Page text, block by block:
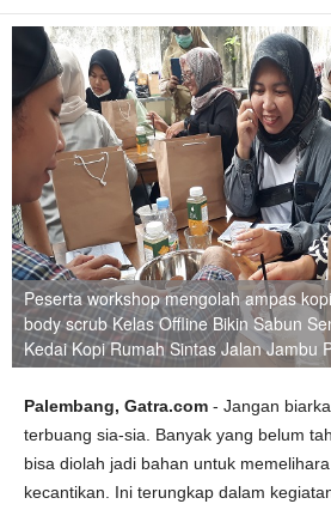
Peserta workshop mengolah ampas
body scrub Kelas Offline Bikin Sabun
Kedai Kopi Rumah Sintas Jalan Jambu
Palembang, Gatra.com - Jangan
terbuang sia-sia. Banyak yang belum
bisa diolah jadi bahan untuk
kecantikan. Ini terungkap dalam